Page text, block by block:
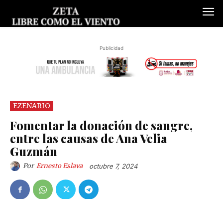
Publicidad
EZENARIO
Fomentar la donación de sangre,
entre las causas de Ana Velia
Guzmán
Por Ernesto Eslava octubre 7, 2024